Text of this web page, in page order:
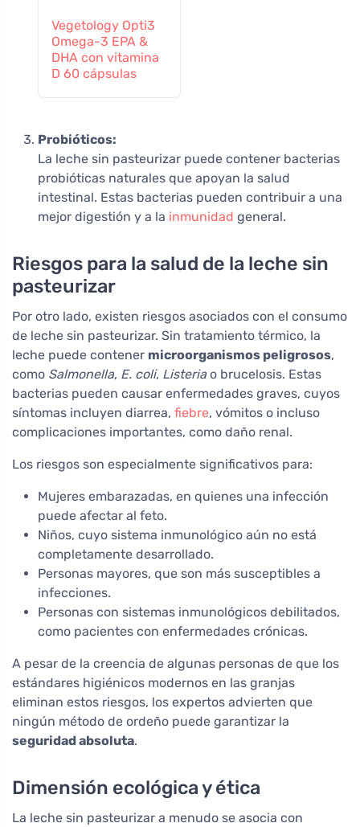
Vegetology Opti3
Omega-3 EPA &
DHA con vitamina
D 60 cápsulas
Probióticos:
La leche sin pasteurizar puede contener bacterias
probióticas naturales que apoyan la salud
intestinal. Estas bacterias pueden contribuir a una
mejor digestión y a la inmunidad general.
Riesgos para la salud de la leche sin
pasteurizar
Por otro lado, existen riesgos asociados con el consumo
de leche sin pasteurizar. Sin tratamiento térmico, la
leche puede contener microorganismos peligrosos,
como Salmonella, E. coli, Listeriao brucelosis. Estas
bacterias pueden causar enfermedades graves, cuyos
síntomas incluyen diarrea, fiebre, vómitos o incluso
complicaciones importantes, como daño renal.
Los riesgos son especialmente significativos para:
Mujeres embarazadas, en quienes una infección
puede afectar al feto.
Niños, cuyo sistema inmunológico aún no está
completamente desarrollado.
Personas mayores, que son más susceptibles a
infecciones.
Personas con sistemas inmunológicos debilitados,
como pacientes con enfermedades crónicas.
A pesar de la creencia de algunas personas de que los
estándares higiénicos modernos en las granjas
eliminan estos riesgos, los expertos advierten que
ningún método de ordeño puede garantizar la
seguridad absoluta.
Dimensión ecológica y ética
La leche sin pasteurizar a menudo se asocia con